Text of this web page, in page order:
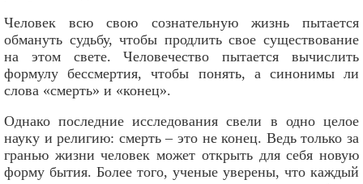
Человек всю свою сознательную жизнь пытается
обмануть судьбу, чтобы продлить свое существование
на этом свете. Человечество пытается вычислить
формулу бессмертия, чтобы понять, а синонимы ли
слова «смерть» и «конец».
Однако последние исследования свели в одно целое
науку и религию: смерть – это не конец. Ведь только за
гранью жизни человек может открыть для себя новую
форму бытия. Более того, ученые уверены, что каждый